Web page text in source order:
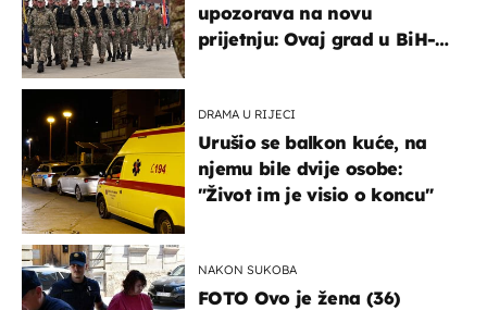
upozorava na novu
prijetnju: Ovaj grad u BiH-u
DRAMA U RIJECI
Urušio se balkon kuće, na
njemu bile dvije osobe:
"Život im je visio o koncu"
NAKON SUKOBA
FOTO Ovo je žena (36)